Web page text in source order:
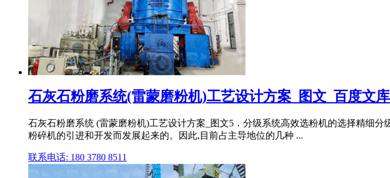
石灰石粉磨系统(雷蒙磨粉机)工艺设计方案_图文_百度文库
石灰石粉磨系统 (雷蒙磨粉机)工艺设计方案_图文5．分级系统高效选粉机的选择精细
粉碎机的引进和开发而发展起来的。因此,目前占主导地位的几种 ...
联系电话: 180 3780 8511